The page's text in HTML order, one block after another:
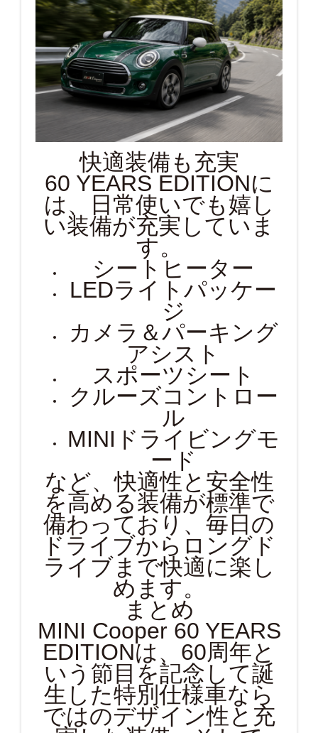
快適装備も充実
60 YEARS EDITIONに
は、日常使いでも嬉し
い装備が充実していま
す。
シートヒーター
LEDライトパッケー
ジ
カメラ＆パーキング
アシスト
スポーツシート
クルーズコントロー
ル
MINIドライビングモ
ード
など、快適性と安全性
を高める装備が標準で
備わっており、毎日の
ドライブからロングド
ライブまで快適に楽し
めます。
まとめ
MINI Cooper 60 YEARS
EDITIONは、60周年と
いう節目を記念して誕
生した特別仕様車なら
ではのデザイン性と充